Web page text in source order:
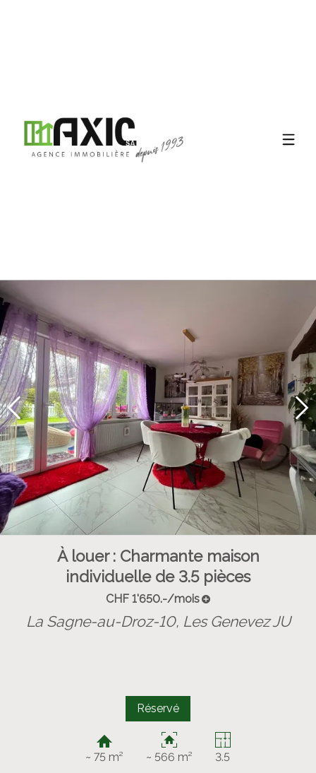
À louer : Charmante maison
individuelle de 3.5 pièces
CHF 1'650.-/mois
La Sagne-au-Droz-10, Les Genevez JU
Réservé
~ 75 m² ~ 566 m² 3.5